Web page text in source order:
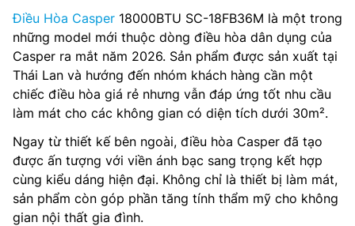
Điều Hòa Casper 18000BTU SC-18FB36M là một trong
những model mới thuộc dòng điều hòa dân dụng của
Casper ra mắt năm 2026. Sản phẩm được sản xuất tại
Thái Lan và hướng đến nhóm khách hàng cần một
chiếc điều hòa giá rẻ nhưng vẫn đáp ứng tốt nhu cầu
làm mát cho các không gian có diện tích dưới 30m².
Ngay từ thiết kế bên ngoài, điều hòa Casper đã tạo
được ấn tượng với viền ánh bạc sang trọng kết hợp
cùng kiểu dáng hiện đại. Không chỉ là thiết bị làm mát,
sản phẩm còn góp phần tăng tính thẩm mỹ cho không
gian nội thất gia đình.